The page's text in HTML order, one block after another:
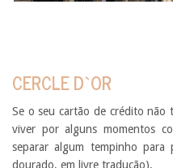
CERCLE D`OR
Se o seu cartão de crédito não
viver por alguns momentos
separar algum tempinho para
dourado, em livre tradução).